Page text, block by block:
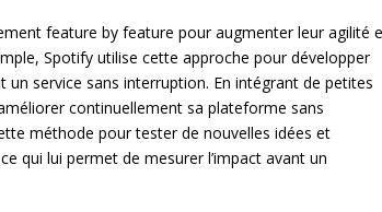
feature by feature pour augmenter leur agilité
Spotify utilise cette approche pour développer
service sans interruption. En intégrant de petites
continuellement sa plateforme sans
méthode pour tester de nouvelles idées et
qui lui permet de mesurer l’impact avant un